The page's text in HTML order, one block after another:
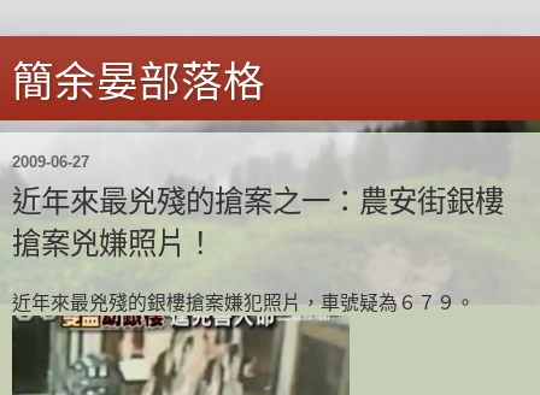
簡余晏部落格
2009-06-27
近年來最兇殘的搶案之一：農安街銀樓
搶案兇嫌照片！
近年來最兇殘的銀樓搶案嫌犯照片，車號疑為６７９。